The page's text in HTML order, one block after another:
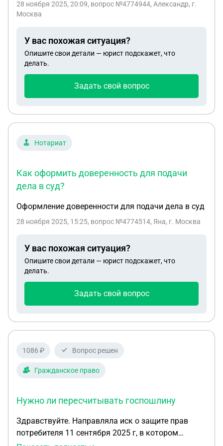
28 ноября 2025, 20:09, вопрос №4774944, Александр, г.
Москва
У вас похожая ситуация?
Опишите свои детали — юрист подскажет, что
делать.
Задать свой вопрос
Нотариат
Как оформить доверенность для подачи
дела в суд?
Оформление доверенности для подачи дела в суд
28 ноября 2025, 15:25, вопрос №4774514, Яна, г. Москва
У вас похожая ситуация?
Опишите свои детали — юрист подскажет, что
делать.
Задать свой вопрос
1086 ₽ Вопрос решен
Гражданское право
Нужно ли пересчитывать госпошлину
Здравствуйте. Направляла иск о защите прав
потребителя 11 сентября 2025 г, в котором